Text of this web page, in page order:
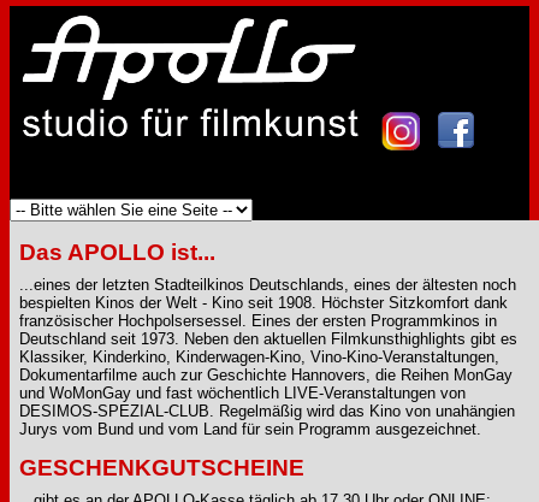
Das APOLLO ist...
...eines der letzten Stadteilkinos Deutschlands, eines der ältesten noch
bespielten Kinos der Welt - Kino seit 1908. Höchster Sitzkomfort dank
französischer Hochpolsersessel. Eines der ersten Programmkinos in
Deutschland seit 1973. Neben den aktuellen Filmkunsthighlights gibt es
Klassiker, Kinderkino, Kinderwagen-Kino, Vino-Kino-Veranstaltungen,
Dokumentarfilme auch zur Geschichte Hannovers, die Reihen MonGay
und WoMonGay und fast wöchentlich LIVE-Veranstaltungen von
DESIMOS-SPEZIAL-CLUB. Regelmäßig wird das Kino von unahängien
Jurys vom Bund und vom Land für sein Programm ausgezeichnet.
GESCHENKGUTSCHEINE